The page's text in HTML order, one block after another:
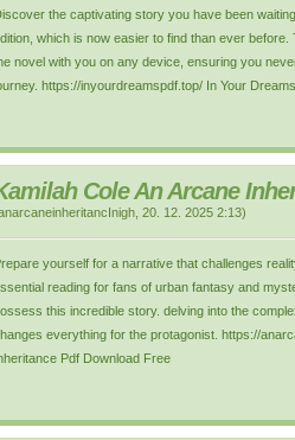
the captivating story you have been
which is now easier to find than ever
novel with you on any device, ensuring you
https://inyourdreamspdf.top/ In Your
Cole An Arcane
20. 12. 2025 2:13)
yourself for a narrative that challenges
reading for fans of urban fantasy and
this incredible story. delving into the
everything for the protagonist. https://
Pdf Download Free